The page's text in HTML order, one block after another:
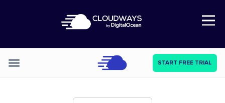
Open Nav
Categories START FREE TRIAL